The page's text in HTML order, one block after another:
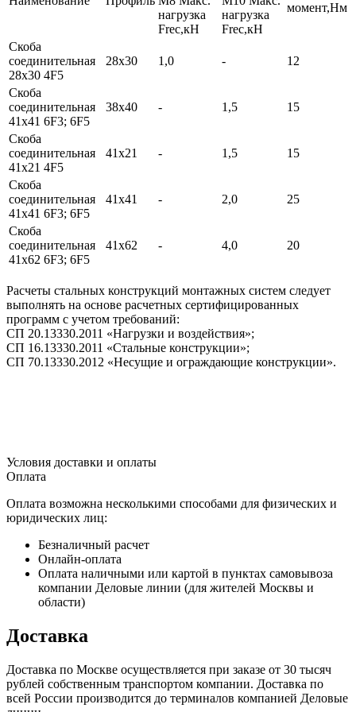
нагрузка
Frec,кН
нагрузка
Frec,кН
момент,Нм
Скоба
соединительная
28x30 4F5
28х30 1,0 - 12
Скоба
соединительная
41x41 6F3; 6F5
38х40 - 1,5 15
Скоба
соединительная
41x21 4F5
41х21 - 1,5 15
Скоба
соединительная
41x41 6F3; 6F5
41х41 - 2,0 25
Скоба
соединительная
41x62 6F3; 6F5
41х62 - 4,0 20
Расчеты стальных конструкций монтажных систем следует
выполнять на основе расчетных сертифицированных
программ с учетом требований:
СП 20.13330.2011 «Нагрузки и воздействия»;
СП 16.13330.2011 «Стальные конструкции»;
СП 70.13330.2012 «Несущие и ограждающие конструкции».
Условия доставки и оплаты
Оплата
Оплата возможна несколькими способами для физических и
юридических лиц:
Безналичный расчет
Онлайн-оплата
Оплата наличными или картой в пунктах самовывоза
компании Деловые линии (для жителей Москвы и
области)
Доставка
Доставка по Москве осуществляется при заказе от 30 тысяч
рублей собственным транспортом компании. Доставка по
всей России производится до терминалов компанией Деловые